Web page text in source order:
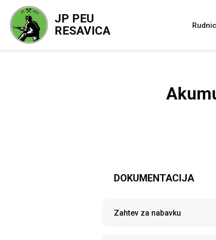
JP PEU
RESAVICA
DOKUMENTACIJA
Zahtev za nabavku